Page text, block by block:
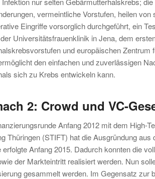
vermeintliche Vorstufen, heilen
Eingriffe vorsorglich durchgeführt, ein
Universitätsfrauenklinik in Jena, dem
und europäischen
den einfachen und zuverlässigen
sich zu Krebs entwickeln kann.
2: Crowd und VC-
Anfang 2012 mit dem High-
Thüringen (STIFT) hat die Ausgründung
erfolgte Anfang 2015. Dadurch konnten die
der Markteintritt realisiert werden. Nun
gesammelt werden. Im Gegensatz